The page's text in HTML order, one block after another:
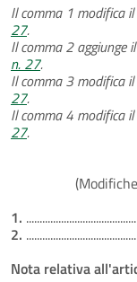
Il comma 1 modifica il
27.
Il comma 2 aggiunge
n. 27.
Il comma 3 modifica il
27.
Il comma 4 modifica il
27.
1.
2.
Nota relativa